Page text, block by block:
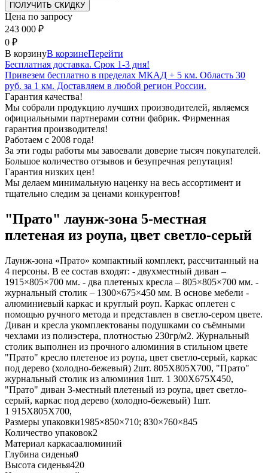
Цена по запросу
243 000 ₽
0 ₽
В корзинуВ корзинеПерейти
Бесплатная доставка. Срок 1-3 дня!
Привезем бесплатно в пределах МКАД + 5 км. Область 30
руб. за 1 км. Доставляем в любой регион России.
Гарантия качества!
Мы собрали продукцию лучших производителей, являемся
официальными партнерами сотни фабрик. Фирменная
гарантия производителя!
Работаем с 2008 года!
За эти годы работы мы завоевали доверие тысяч покупателей.
Большое количество отзывов и безупречная репутация!
Гарантия низких цен!
Мы делаем минимальную наценку на весь ассортимент и
тщательно следим за ценами конкурентов!
"Прато" лаунж-зона 5-местная
плетеная из роупа, цвет светло-серый
Лаунж-зона «Прато» компактный комплект, рассчитанный на
4 персоны. В ее состав входят: - двухместный диван –
1915×805×700 мм. - два плетеных кресла – 805×805×700 мм. -
журнальный столик – 1300×675×450 мм. В основе мебели -
алюминиевый каркас и круглый роуп. Каркас оплетен с
помощью ручного метода и представлен в светло-сером цвете.
Диван и кресла укомплектованы подушками со съёмными
чехлами из полиэстера, плотностью 230гр/м2. Журнальный
столик выполнен из прочного алюминия в стильном цвете
"Прато" кресло плетеное из роупа, цвет светло-серый, каркас
под дерево (холодно-бежевый) 2шт. 805Х805Х700, "Прато"
журнальный столик из алюминия 1шт. 1 300Х675Х450,
"Прато" диван 3-местный плетеный из роупа, цвет светло-
серый, каркас под дерево (холодно-бежевый) 1шт.
1 915Х805Х700,
Размеры упаковки1985×850×710; 830×760×845
Количество упаковок2
Материал каркасаалюминий
Глубина сиденья0
Высота сиденья420